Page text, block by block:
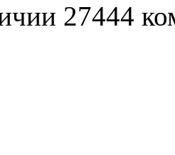
27444